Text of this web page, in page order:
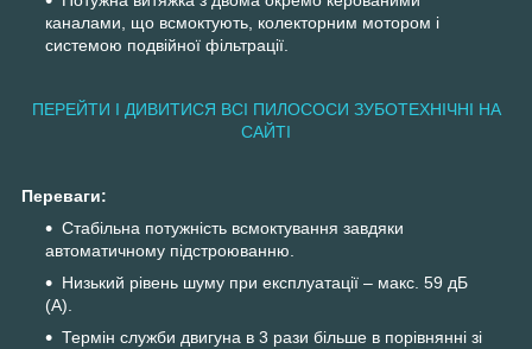
каналами, що всмоктують, колекторним мотором і
системою подвійної фільтрації.
ПЕРЕЙТИ І ДИВИТИСЯ ВСІ ПИЛОСОСИ ЗУБОТЕХНІЧНІ НА
САЙТІ
Переваги:
Стабільна потужність всмоктування завдяки
автоматичному підстроюванню.
Низький рівень шуму при експлуатації – макс. 59 дБ
(A).
Термін служби двигуна в 3 рази більше в порівнянні зі